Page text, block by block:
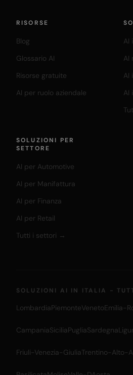
RISORSE
Blog
Glossario AI
Risorse gratuite
AI per ruolo aziendale
AI
AI
AI
AI
SOLUZIONI PER
SETTORE
AI per Automotive
AI per Manifattura
AI per Finanza
AI per Retail
Tutti i settori →
SOLUZIONI AI IN ITALIA -
LombardiaPiemonteVenetoEmilia-
CampaniaSiciliaPugliaSardegna
Friuli-Venezia-GiuliaTrentino-Alto-